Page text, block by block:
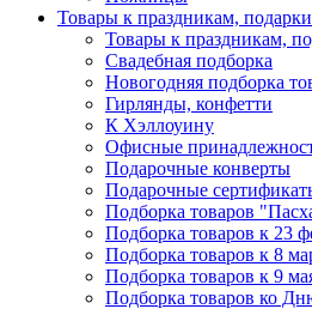
Товары к праздникам, подарки
Товары к праздникам,
Свадебная подборка
Новогодняя подборка
Гирлянды, конфетти
К Хэллоуину
Офисные
Подарочные конверты
Подарочные
Подборка товаров
Подборка товаров к 23
Подборка товаров к 8
Подборка товаров к 9
Подборка товаров ко